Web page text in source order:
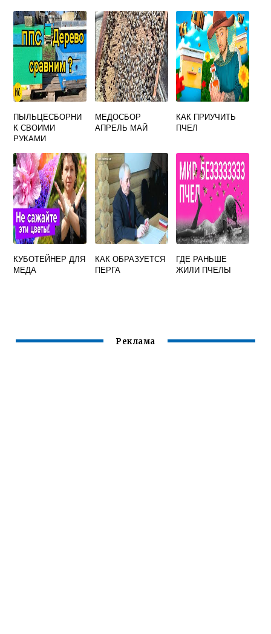
ПЫЛЬЦЕСБОРНИ
К СВОИМИ
РУКАМИ
МЕДОСБОР
АПРЕЛЬ МАЙ
КАК ПРИУЧИТЬ
ПЧЕЛ
КУБОТЕЙНЕР ДЛЯ
МЕДА
КАК ОБРАЗУЕТСЯ
ПЕРГА
ГДЕ РАНЬШЕ
ЖИЛИ ПЧЕЛЫ
Реклама